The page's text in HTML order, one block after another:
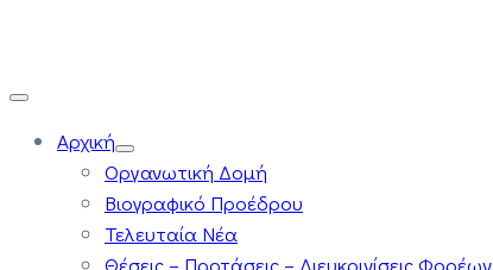
Αρχική
Οργανωτική Δομή
Βιογραφικό Προέδρου
Τελευταία Νέα